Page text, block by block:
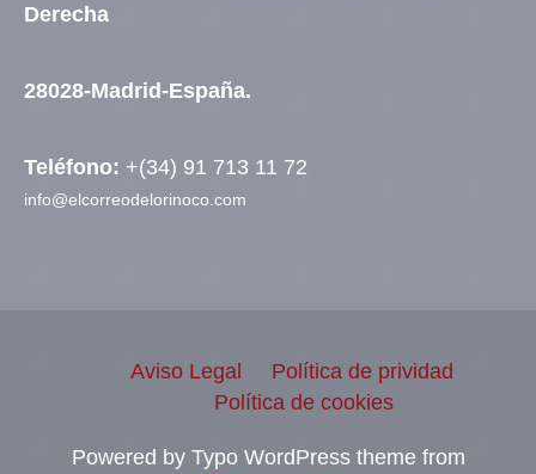
Derecha
28028-Madrid-España.
Teléfono: +(34) 91 713 11 72
info@elcorreodelorinoco.com
Aviso Legal
Política de prividad
Política de cookies
Powered by Typo WordPress theme from